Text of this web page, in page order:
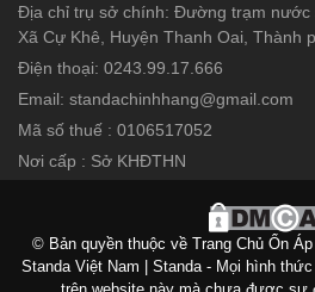
Địa chỉ trụ sở chính: Đường trạm nước
Xã Cự Khê, Huyện Thanh Oai, Thành
Điện thoại: 0243.99.17.666
Email: standachinhhang@gmail.com
Mã số thuế : 0106517052
Nơi cấp : Sở KHĐTHN
© Bản quyền thuộc về Trang Chủ Ổn
Standa Việt Nam | Standa - Mọi hình